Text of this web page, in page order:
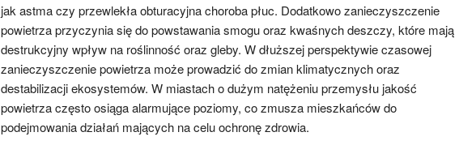
jak astma czy przewlekła obturacyjna choroba płuc. Dodatkowo zanieczyszczenie
powietrza przyczynia się do powstawania smogu oraz kwaśnych deszczy, które mają
destrukcyjny wpływ na roślinność oraz gleby. W dłuższej perspektywie czasowej
zanieczyszczenie powietrza może prowadzić do zmian klimatycznych oraz
destabilizacji ekosystemów. W miastach o dużym natężeniu przemysłu jakość
powietrza często osiąga alarmujące poziomy, co zmusza mieszkańców do
podejmowania działań mających na celu ochronę zdrowia.